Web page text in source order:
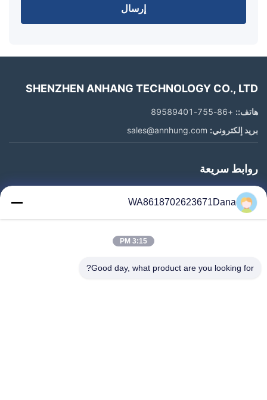
إرسال
SHENZHEN ANHANG TECHNOLOGY CO., LTD
هاتف:: +86-755-89589401
بريد إلكتروني:
روابط سريعة
المنزل
المنتجات
جولة في المعمل
WA8618702623671Dana
3:15 PM
Good day, what product are you looking for?